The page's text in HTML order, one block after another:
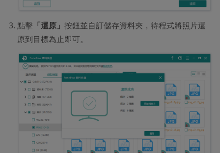
點擊 「還原」 按鈕並自訂儲存資料夾，待程式將照片還
原到目標為止即可。